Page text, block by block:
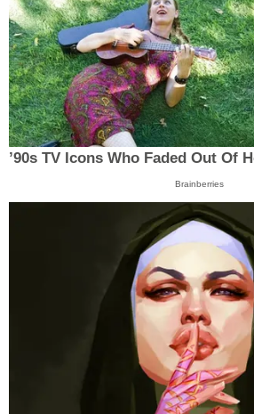
’90s TV Icons Who Faded Out Of
Brainberries